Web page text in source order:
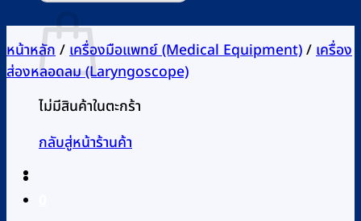
ไม่มีสินค้าในตะกร้า
กลับสู่หน้าร้านค้า
หน้าหลัก/เครื่องมือแพทย์ (Medical Equipment)/เครื่อง
ส่องหลอดลม (Laryngoscope)